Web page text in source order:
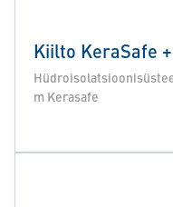
Kiilto KeraSafe +
m Kerasafe